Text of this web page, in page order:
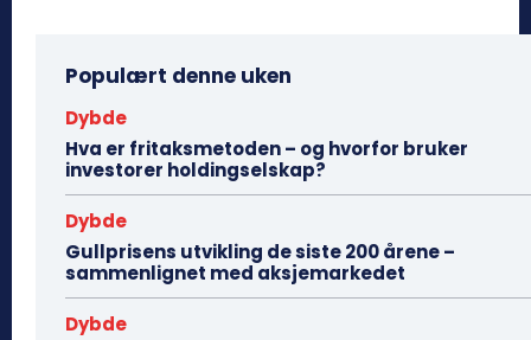
Populært denne uken
Dybde
Hva er fritaksmetoden – og hvorfor bruker
investorer holdingselskap?
Dybde
Gullprisens utvikling de siste 200 årene –
sammenlignet med aksjemarkedet
Dybde